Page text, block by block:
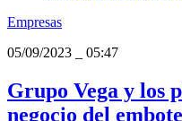
Empresas
05/09/2023
05:47
Grupo Vega y los
negocio del